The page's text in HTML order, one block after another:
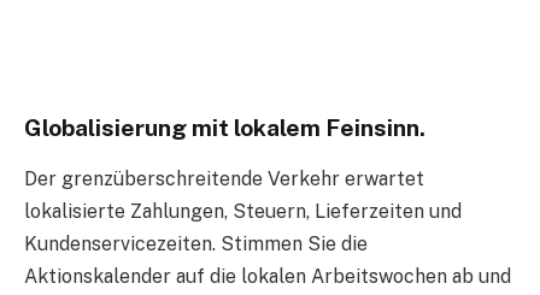
Globalisierung mit lokalem Feinsinn.
Der grenzüberschreitende Verkehr erwartet
lokalisierte Zahlungen, Steuern, Lieferzeiten und
Kundenservicezeiten. Stimmen Sie die
Aktionskalender auf die lokalen Arbeitswochen ab und